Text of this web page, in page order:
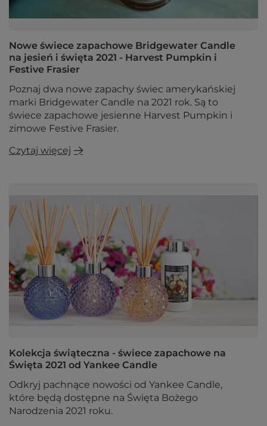
Nowe świece zapachowe Bridgewater Candle
na jesień i święta 2021 - Harvest Pumpkin i
Festive Frasier
Poznaj dwa nowe zapachy świec amerykańskiej
marki Bridgewater Candle na 2021 rok. Są to
świece zapachowe jesienne Harvest Pumpkin i
zimowe Festive Frasier.
Czytaj więcej
Kolekcja świąteczna - świece zapachowe na
Święta 2021 od Yankee Candle
Odkryj pachnące nowości od Yankee Candle,
które będą dostępne na Święta Bożego
Narodzenia 2021 roku.